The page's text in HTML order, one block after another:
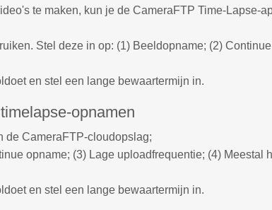
te maken, kun je de CameraFTP Time-Lapse-
Stel deze in op: (1) Beeldopname; (2)
en stel een lange bewaartermijn in.
opnamen
de CameraFTP-cloudopslag;
opname; (3) Lage uploadfrequentie; (4) Meestal
en stel een lange bewaartermijn in.